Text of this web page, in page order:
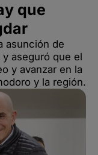
que
asunción de
aseguró que el
y avanzar en la
y la región.